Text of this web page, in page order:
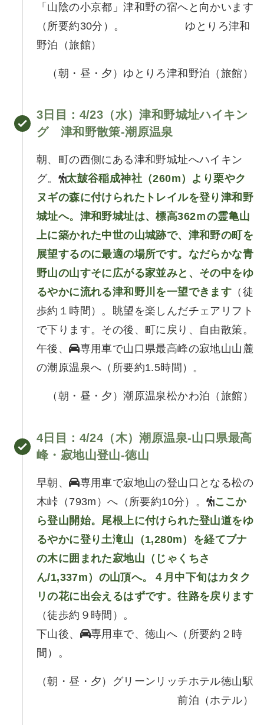
「山陰の小京都」津和野の宿へと向かいます
（所要約30分）。 ゆとりろ津和
野泊（旅館）
（朝・昼・夕）ゆとりろ津和野泊（旅館）
3日目
：4/23（水）津和野城址ハイキン
グ 津和野散策-潮原温泉
朝、町の西側にある津和野城址へハイキン
グ。
太皷谷稲成神社（260m）より栗やク
ヌギの森に付けられたトレイルを登り津和野
城址へ。津和野城址は、標高362ｍの霊亀山
上に築かれた中世の山城跡で、津和野の町を
展望するのに最適の場所です。なだらかな青
野山の山すそに広がる家並みと、その中をゆ
るやかに流れる津和野川を一望できます （徒
歩約１時間）。眺望を楽しんだチェアリフト
で下ります。その後、町に戻り、自由散策。
午後、
専用車で山口県最高峰の寂地山山麓
の潮原温泉へ（所要約1.5時間）。
（朝・昼・夕）潮原温泉松かわ泊（旅館）
4日目 ：4/24（木）潮原温泉-山口県最高
峰・寂地山登山-徳山
早朝、
専用車で寂地山の登山口となる松の
木峠（793m）へ（所要約10分）。
ここか
ら登山開始。尾根上に付けられた登山道をゆ
るやかに登り土滝山（1,280m）を経てブナ
の木に囲まれた寂地山（じゃくちさ
ん/1,337m）の山頂へ。４月中下旬はカタク
リの花に出会えるはずです。往路を戻ります
（徒歩約９時間）。
下山後、
専用車で、徳山へ（所要約２時
間）。
（朝・昼・夕）グリーンリッチホテル徳山駅
前泊（ホテル）